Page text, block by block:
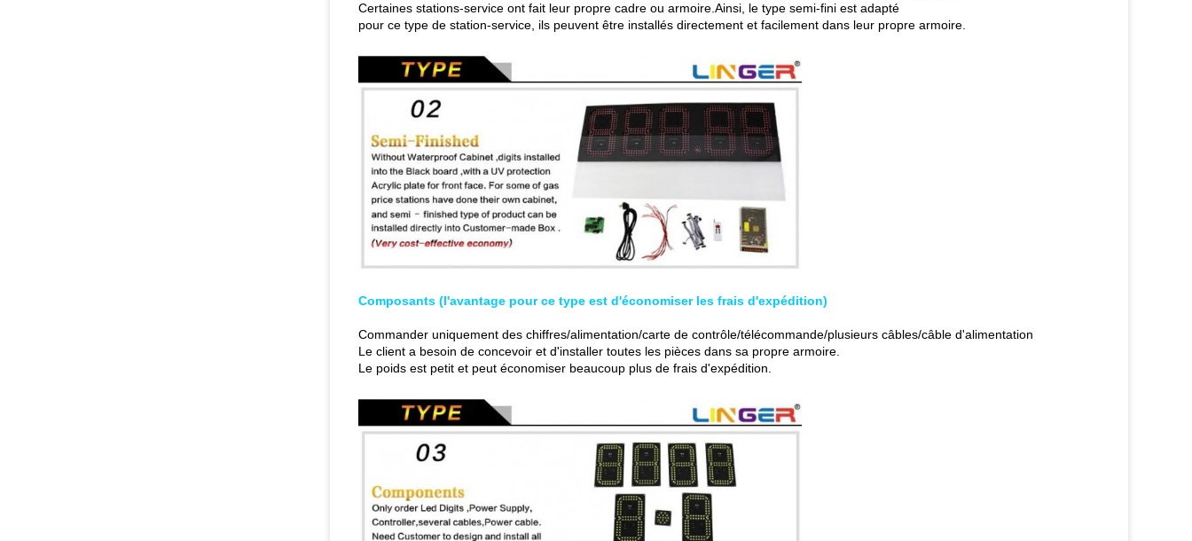
Certaines stations-service ont fait leur propre cadre ou armoire.Ainsi, le type semi-fini est adapté
pour ce type de station-service, ils peuvent être installés directement et facilement dans leur propre armoire.
Composants (l'avantage pour ce type est d'économiser les frais d'expédition)
Commander uniquement des chiffres/alimentation/carte de contrôle/télécommande/plusieurs câbles/câble d'alimentation
Le client a besoin de concevoir et d'installer toutes les pièces dans sa propre armoire.
Le poids est petit et peut économiser beaucoup plus de frais d'expédition.